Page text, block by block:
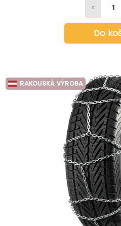
Do
RAKOUSKÁ VÝROBA